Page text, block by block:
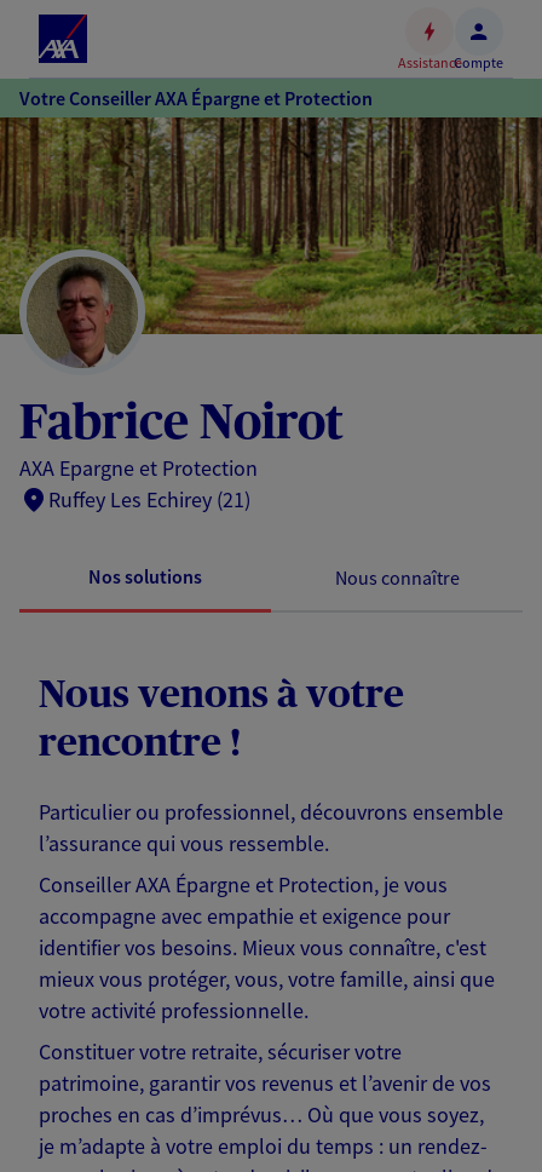
Accéder
au
contenu
principal
Accéder
au
pied
de
page
AssistanceCompte
Votre Conseiller AXA Épargne et Protection
Fabrice Noirot
AXA Epargne et Protection
Ruffey Les Echirey (21)
Nos solutions Nous connaître
Nous venons à votre
rencontre !
Particulier ou professionnel, découvrons ensemble
l’assurance qui vous ressemble.
Conseiller AXA Épargne et Protection, je vous
accompagne avec empathie et exigence pour
identifier vos besoins. Mieux vous connaître, c'est
mieux vous protéger, vous, votre famille, ainsi que
votre activité professionnelle.
Constituer votre retraite, sécuriser votre
patrimoine, garantir vos revenus et l’avenir de vos
proches en cas d’imprévus… Où que vous soyez,
je m’adapte à votre emploi du temps : un rendez-